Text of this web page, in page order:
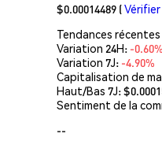
$0.00014489 (
Tendances récentes
Variation 24H: -0.60%
Variation 7J: -4.90%
Capitalisation de
Haut/Bas 7J: $
Sentiment de la
--